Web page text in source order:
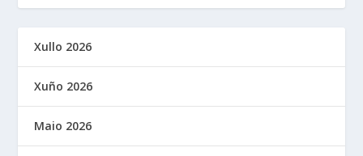
Xullo 2026
Xuño 2026
Maio 2026